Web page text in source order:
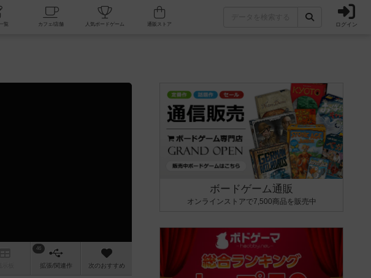
掲示板一覧 カフェ/店舗 人気ボードゲーム ログイン
46
拡張/関連作 次のおすすめ
ボードゲーム通販
オンラインストアで7,500商品を販売中